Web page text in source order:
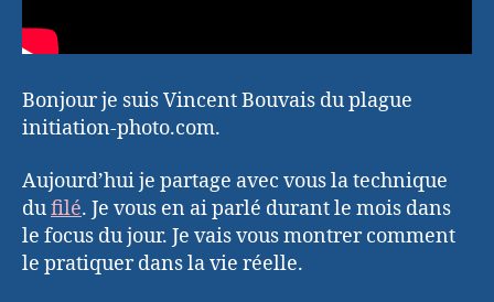
Bonjour je suis Vincent Bouvais du plague
initiation-photo.com.
Aujourd’hui je partage avec vous la technique
dufilé. Je vous en ai parlé durant le mois dans
le focus du jour. Je vais vous montrer comment
le pratiquer dans la vie réelle.